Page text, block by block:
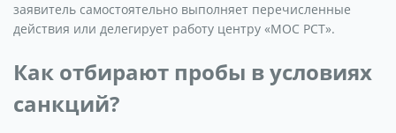
заявитель самостоятельно выполняет перечисленные
действия или делегирует работу центру «МОС РСТ».
Как отбирают пробы в условиях
санкций?